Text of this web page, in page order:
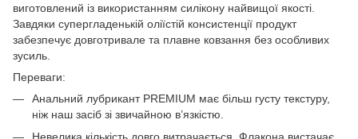
виготовлений із використанням силікону найвищої якості.
Завдяки супергладенькій оліїстій консистенції продукт
забезпечує довготривале та плавне ковзання без особливих
зусиль.
Переваги:
Анальний лубрикант PREMIUM має більш густу текстуру,
ніж наш засіб зі звичайною в’язкістю.